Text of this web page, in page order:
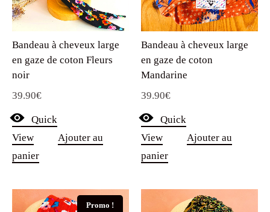
Bandeau à cheveux large
en gaze de coton Fleurs
noir
39.90€
Quick
View
Ajouter au
panier
Bandeau à cheveux large
en gaze de coton
Mandarine
39.90€
Quick
View
Ajouter au
panier
Promo !